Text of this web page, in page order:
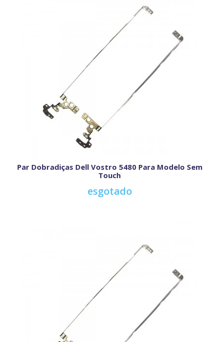
Par Dobradiças Dell Vostro 5480 Para Modelo Sem
Touch
esgotado